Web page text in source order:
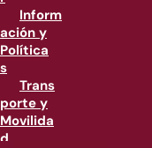
Inform
ación y
Política
s
Trans
porte y
Movilida
d